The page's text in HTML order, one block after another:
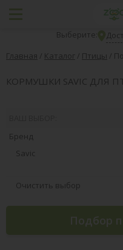
Выберите:
Главная / Каталог / Птицы /
КОРМУШКИ SAVIC ДЛЯ
Бренд
Savic
Очистить выбор
Подбор